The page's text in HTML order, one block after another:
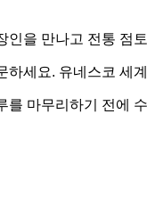
인을 만나고 전통 점
하세요. 유네스코 세
를 마무리하기 전에